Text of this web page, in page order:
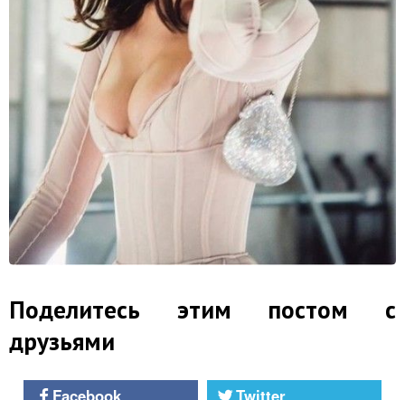
Поделитесь этим постом с
друзьями